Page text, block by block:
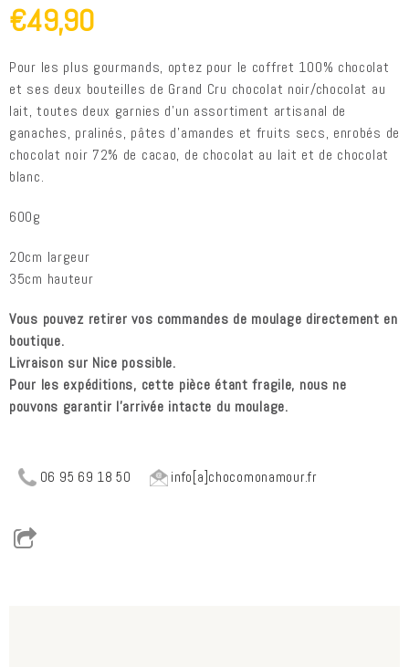
€49,90
Pour les plus gourmands, optez pour le coffret 100% chocolat
et ses deux bouteilles de Grand Cru chocolat noir/chocolat au
lait, toutes deux garnies d’un assortiment artisanal de
ganaches, pralinés, pâtes d’amandes et fruits secs, enrobés de
chocolat noir 72% de cacao, de chocolat au lait et de chocolat
blanc.
600g
20cm largeur
35cm hauteur
Vous pouvez retirer vos commandes de moulage directement en
boutique.
Livraison sur Nice possible.
Pour les expéditions, cette pièce étant fragile, nous ne
pouvons garantir l'arrivée intacte du moulage.
06 95 69 18 50 info[a]chocomonamour.fr